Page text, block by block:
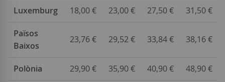
Luxemburg 18,00 € 23,00 € 27,50 € 31,50 €
Països
Baixos
23,76 € 29,52 € 33,84 € 38,16 €
Polònia 29,90 € 35,90 € 40,90 € 48,90 €